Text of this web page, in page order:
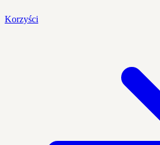
Korzyści